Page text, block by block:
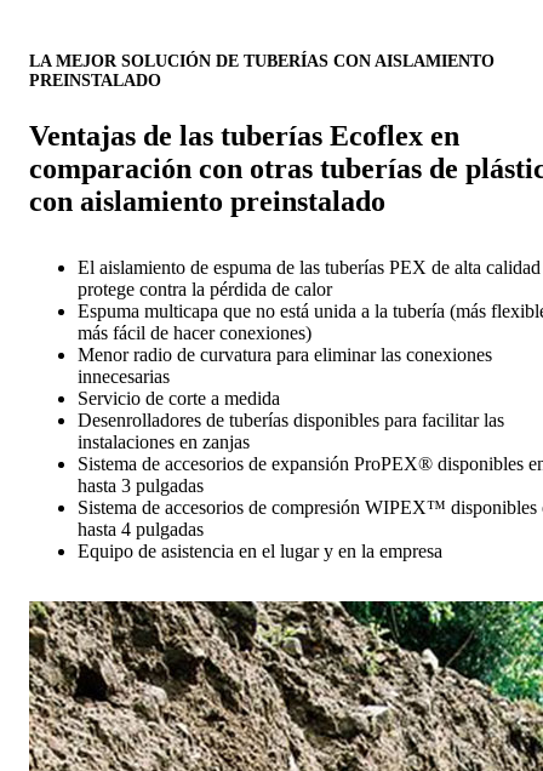
LA MEJOR SOLUCIÓN DE TUBERÍAS CON AISLAMIENTO
PREINSTALADO
Ventajas de las tuberías Ecoflex en
comparación con otras tuberías de
con aislamiento preinstalado
El aislamiento de espuma de las tuberías PEX de alta calidad
protege contra la pérdida de calor
Espuma multicapa que no está unida a la tubería (más
más fácil de hacer conexiones)
Menor radio de curvatura para eliminar las conexiones
innecesarias
Servicio de corte a medida
Desenrolladores de tuberías disponibles para facilitar las
instalaciones en zanjas
Sistema de accesorios de expansión ProPEX® disponibles
hasta 3 pulgadas
Sistema de accesorios de compresión WIPEX™ disponibles
hasta 4 pulgadas
Equipo de asistencia en el lugar y en la empresa